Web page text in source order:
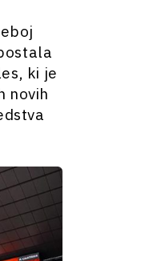
ki je
novih